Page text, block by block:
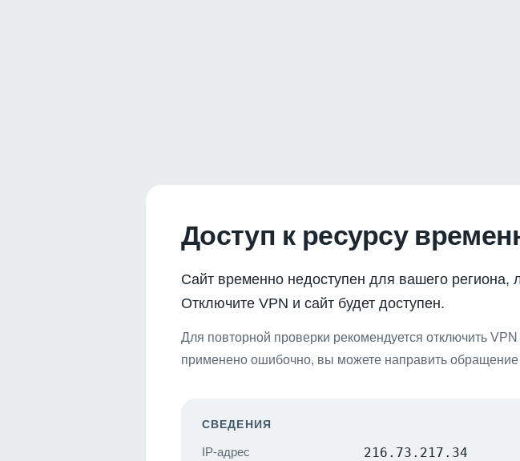
Доступ к ресурсу
Сайт временно недоступен для вашего региона,
Отключите VPN и сайт будет доступен.
Для повторной проверки рекомендуется отключить
применено ошибочно, вы можете направить обращение
СВЕДЕНИЯ
IP-адрес 216.73.217.34